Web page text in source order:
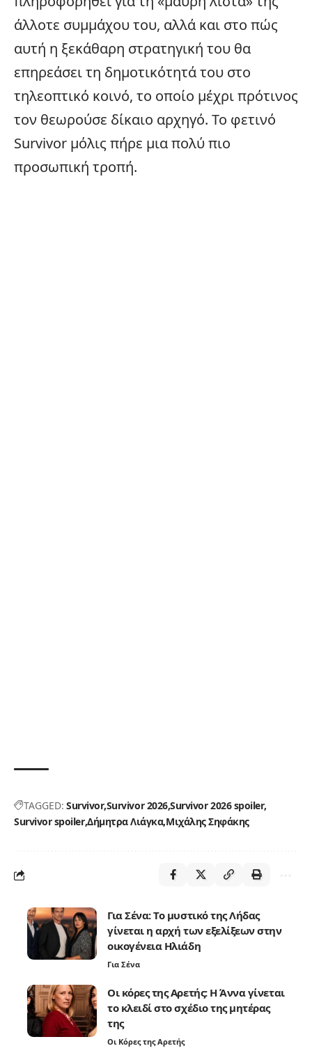
άλλοτε συμμάχου του, αλλά και στο πώς
αυτή η ξεκάθαρη στρατηγική του θα
επηρεάσει τη δημοτικότητά του στο
τηλεοπτικό κοινό, το οποίο μέχρι πρότινος
τον θεωρούσε δίκαιο αρχηγό. Το φετινό
Survivor μόλις πήρε μια πολύ πιο
προσωπική τροπή.
TAGGED: SurvivorSurvivor 2026Survivor 2026 spoiler
Survivor spoilerΔήμητρα Λιάγκα Μιχάλης Σηφάκης
Για Σένα: Το μυστικό της Λήδας
γίνεται η αρχή των εξελίξεων στην
οικογένεια Ηλιάδη
Για Σένα
Οι κόρες της Αρετής: Η Άννα γίνεται
το κλειδί στο σχέδιο της μητέρας
της
Οι Κόρες της Αρετής